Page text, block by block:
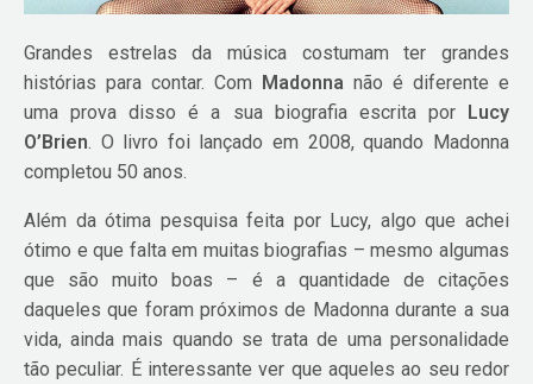
Grandes estrelas da música costumam ter grandes
histórias para contar. Com Madonna não é diferente e
uma prova disso é a sua biografia escrita por Lucy
O’Brien. O livro foi lançado em 2008, quando Madonna
completou 50 anos.
Além da ótima pesquisa feita por Lucy, algo que achei
ótimo e que falta em muitas biografias – mesmo algumas
que são muito boas – é a quantidade de citações
daqueles que foram próximos de Madonna durante a sua
vida, ainda mais quando se trata de uma personalidade
tão peculiar. É interessante ver que aqueles ao seu redor